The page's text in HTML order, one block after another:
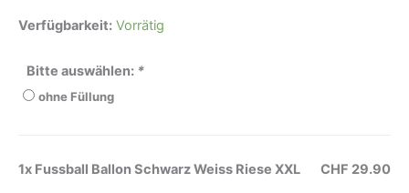
Verfügbarkeit: Vorrätig
Bitte auswählen: *
ohne Füllung
1x Fussball Ballon Schwarz Weiss Riese XXL CHF 29.90